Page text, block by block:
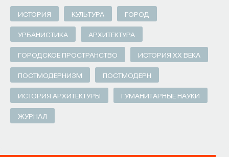
ИСТОРИЯ КУЛЬТУРА ГОРОД
УРБАНИСТИКА АРХИТЕКТУРА
ГОРОДСКОЕ ПРОСТРАНСТВО ИСТОРИЯ XX ВЕКА
ПОСТМОДЕРНИЗМ ПОСТМОДЕРН
ИСТОРИЯ АРХИТЕКТУРЫ ГУМАНИТАРНЫЕ НАУКИ
ЖУРНАЛ